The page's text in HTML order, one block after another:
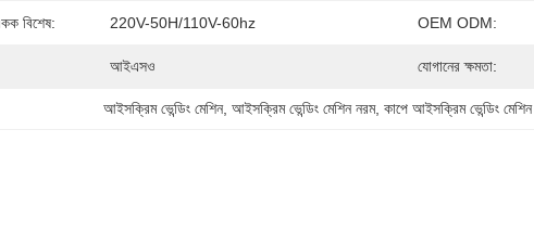
বিশেষ: 220V-50H/110V-60hz OEM ODM:
আইএসও যোগানের ক্ষমতা:
আইসক্রিম ভেন্ডিং মেশিন, আইসক্রিম ভেন্ডিং মেশিন নরম, কাপে আইসক্রিম ভেন্ডিং মেশিন